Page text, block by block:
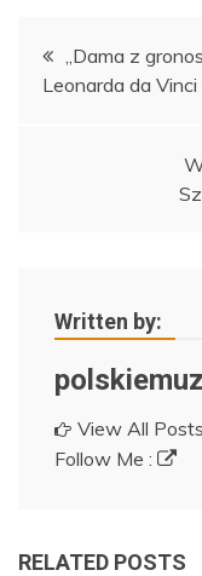
Nawigacja
wpisu
„Dama z
Leonarda da
Written by:
View All Posts
Follow Me :
RELATED POSTS